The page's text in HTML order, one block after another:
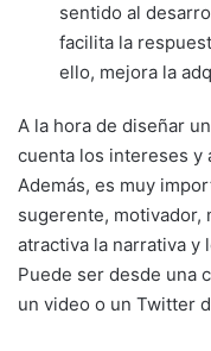
sentido al
facilita la
ello, mejora la
A la hora de diseñar
cuenta los intereses y
Además, es muy
sugerente, motivador,
atractiva la narrativa y
Puede ser desde una
un video o un Twitter